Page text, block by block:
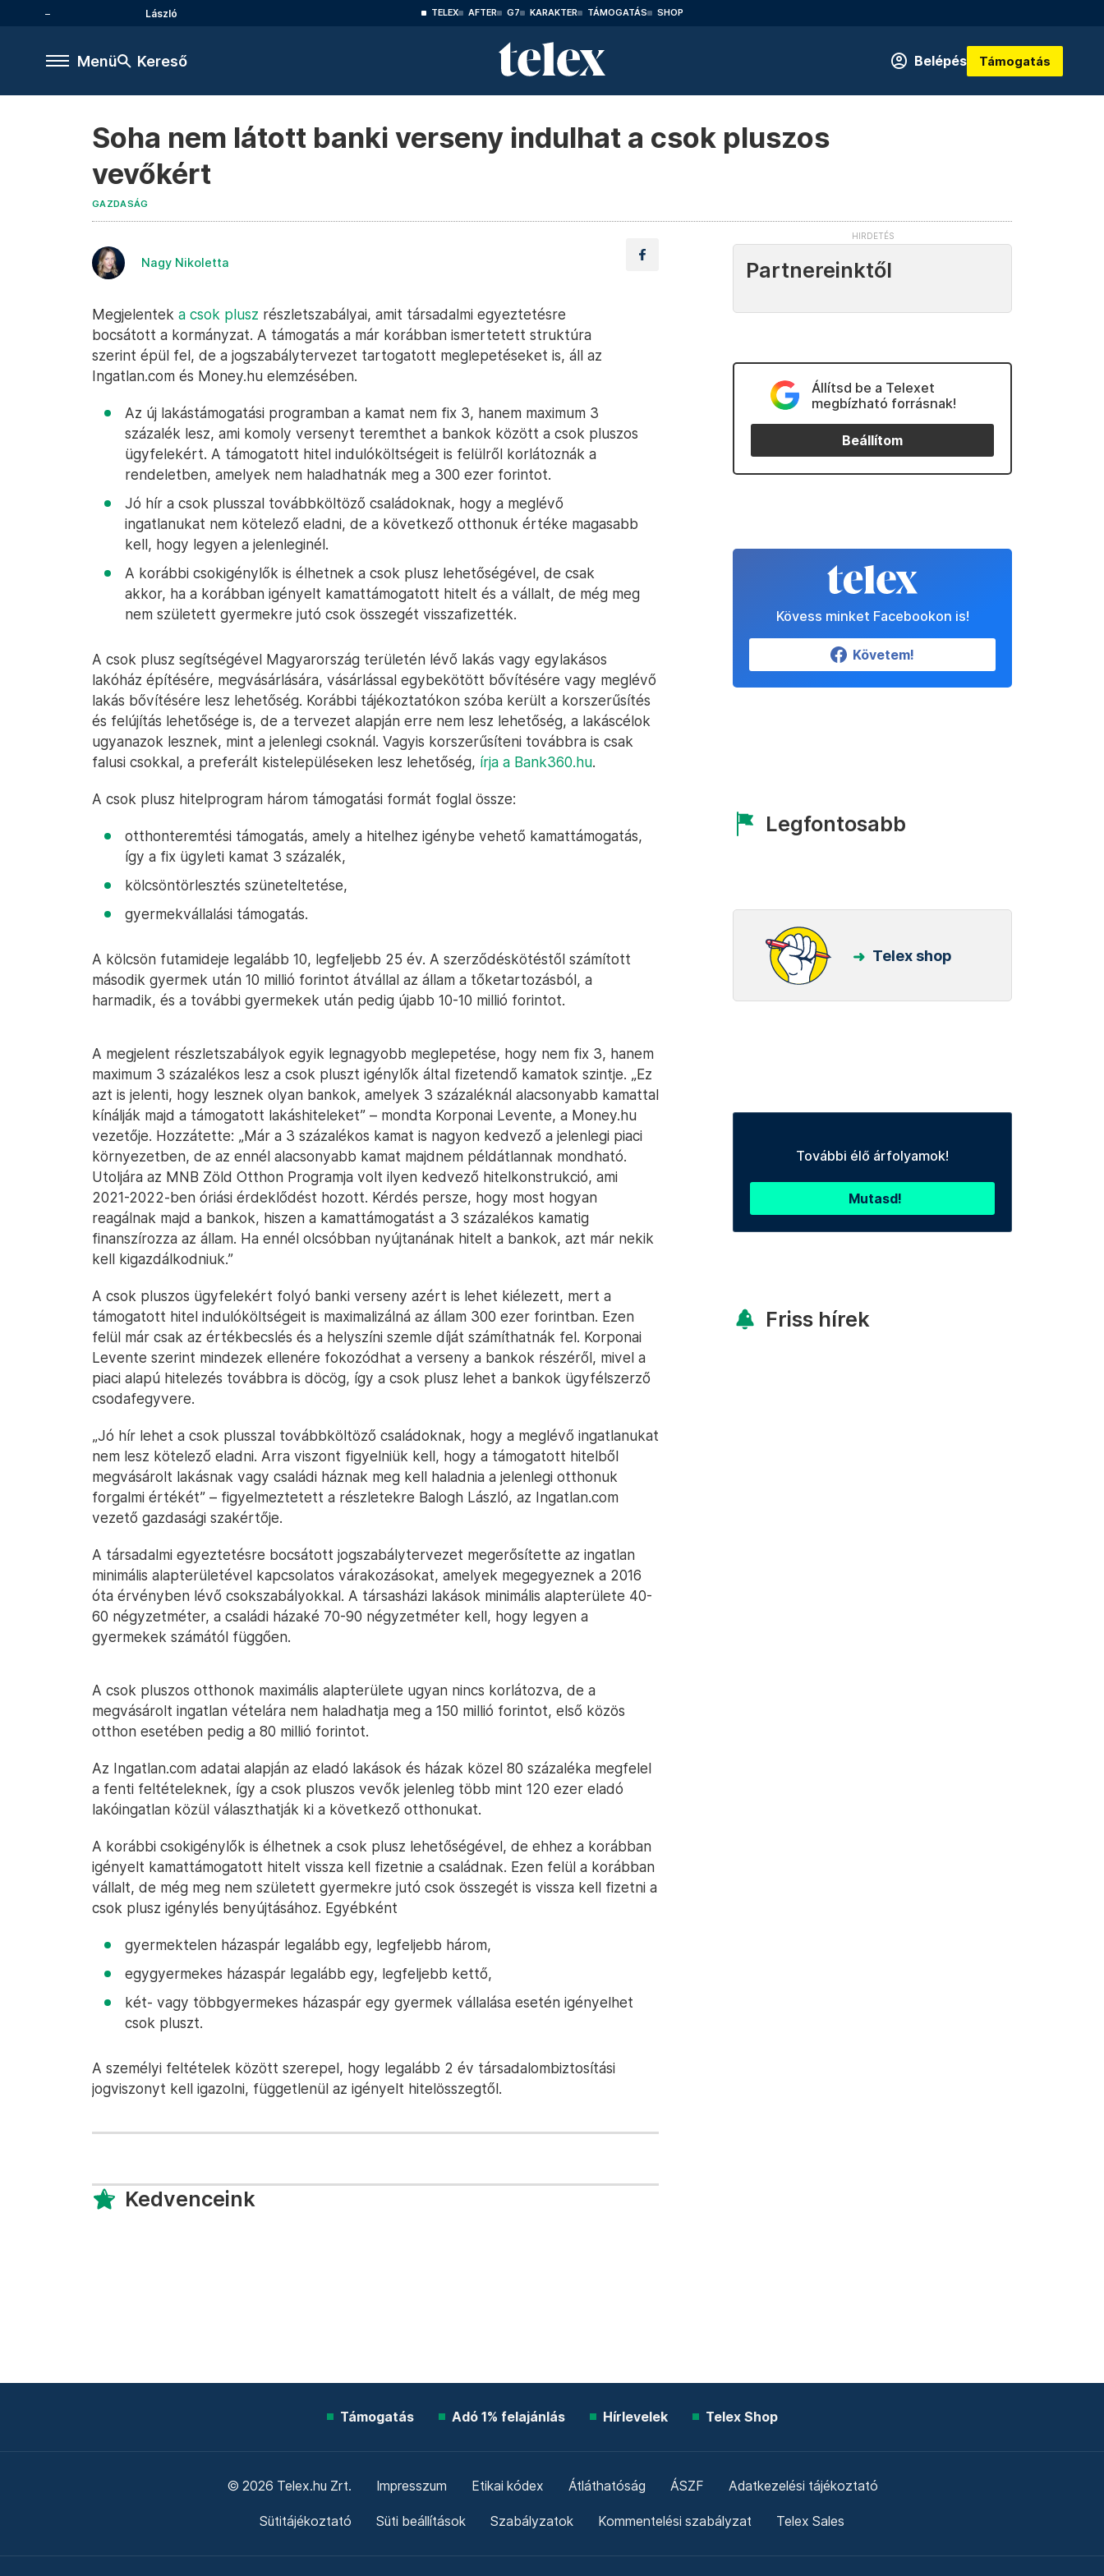
László TELEX AFTER G7 KARAKTER TÁMOGATÁS SHOP
Menü Kereső Belépés Támogatás
Soha nem látott banki verseny indulhat a csok pluszos
vevőkért
GAZDASÁG
Nagy Nikoletta
Megjelentek a csok plusz részletszabályai, amit társadalmi egyeztetésre
bocsátott a kormányzat. A támogatás a már korábban ismertetett struktúra
szerint épül fel, de a jogszabálytervezet tartogatott meglepetéseket is, áll az
Ingatlan.com és Money.hu elemzésében.
Az új lakástámogatási programban a kamat nem fix 3, hanem maximum 3
százalék lesz, ami komoly versenyt teremthet a bankok között a csok pluszos
ügyfelekért. A támogatott hitel indulóköltségeit is felülről korlátoznák a
rendeletben, amelyek nem haladhatnák meg a 300 ezer forintot.
Jó hír a csok plusszal továbbköltöző családoknak, hogy a meglévő
ingatlanukat nem kötelező eladni, de a következő otthonuk értéke magasabb
kell, hogy legyen a jelenleginél.
A korábbi csokigénylők is élhetnek a csok plusz lehetőségével, de csak
akkor, ha a korábban igényelt kamattámogatott hitelt és a vállalt, de még meg
nem született gyermekre jutó csok összegét visszafizették.
A csok plusz segítségével Magyarország területén lévő lakás vagy egylakásos
lakóház építésére, megvásárlására, vásárlással egybekötött bővítésére vagy meglévő
lakás bővítésére lesz lehetőség. Korábbi tájékoztatókon szóba került a korszerűsítés
és felújítás lehetősége is, de a tervezet alapján erre nem lesz lehetőség, a lakáscélok
ugyanazok lesznek, mint a jelenlegi csoknál. Vagyis korszerűsíteni továbbra is csak
falusi csokkal, a preferált kistelepüléseken lesz lehetőség, írja a Bank360.hu.
A csok plusz hitelprogram három támogatási formát foglal össze:
otthonteremtési támogatás, amely a hitelhez igénybe vehető kamattámogatás,
így a fix ügyleti kamat 3 százalék,
kölcsöntörlesztés szüneteltetése,
gyermekvállalási támogatás.
A kölcsön futamideje legalább 10, legfeljebb 25 év. A szerződéskötéstől számított
második gyermek után 10 millió forintot átvállal az állam a tőketartozásból, a
harmadik, és a további gyermekek után pedig újabb 10-10 millió forintot.
A megjelent részletszabályok egyik legnagyobb meglepetése, hogy nem fix 3, hanem
maximum 3 százalékos lesz a csok pluszt igénylők által fizetendő kamatok szintje. „Ez
azt is jelenti, hogy lesznek olyan bankok, amelyek 3 százaléknál alacsonyabb kamattal
kínálják majd a támogatott lakáshiteleket” – mondta Korponai Levente, a Money.hu
vezetője. Hozzátette: „Már a 3 százalékos kamat is nagyon kedvező a jelenlegi piaci
környezetben, de az ennél alacsonyabb kamat majdnem példátlannak mondható.
Utoljára az MNB Zöld Otthon Programja volt ilyen kedvező hitelkonstrukció, ami
2021-2022-ben óriási érdeklődést hozott. Kérdés persze, hogy most hogyan
reagálnak majd a bankok, hiszen a kamattámogatást a 3 százalékos kamatig
finanszírozza az állam. Ha ennél olcsóbban nyújtanának hitelt a bankok, azt már nekik
kell kigazdálkodniuk.”
A csok pluszos ügyfelekért folyó banki verseny azért is lehet kiélezett, mert a
támogatott hitel indulóköltségeit is maximalizálná az állam 300 ezer forintban. Ezen
felül már csak az értékbecslés és a helyszíni szemle díját számíthatnák fel. Korponai
Levente szerint mindezek ellenére fokozódhat a verseny a bankok részéről, mivel a
piaci alapú hitelezés továbbra is döcög, így a csok plusz lehet a bankok ügyfélszerző
csodafegyvere.
„Jó hír lehet a csok plusszal továbbköltöző családoknak, hogy a meglévő ingatlanukat
nem lesz kötelező eladni. Arra viszont figyelniük kell, hogy a támogatott hitelből
megvásárolt lakásnak vagy családi háznak meg kell haladnia a jelenlegi otthonuk
forgalmi értékét” – figyelmeztetett a részletekre Balogh László, az Ingatlan.com
vezető gazdasági szakértője.
A társadalmi egyeztetésre bocsátott jogszabálytervezet megerősítette az ingatlan
minimális alapterületével kapcsolatos várakozásokat, amelyek megegyeznek a 2016
óta érvényben lévő csokszabályokkal. A társasházi lakások minimális alapterülete 40-
60 négyzetméter, a családi házaké 70-90 négyzetméter kell, hogy legyen a
gyermekek számától függően.
A csok pluszos otthonok maximális alapterülete ugyan nincs korlátozva, de a
megvásárolt ingatlan vételára nem haladhatja meg a 150 millió forintot, első közös
otthon esetében pedig a 80 millió forintot.
Az Ingatlan.com adatai alapján az eladó lakások és házak közel 80 százaléka megfelel
a fenti feltételeknek, így a csok pluszos vevők jelenleg több mint 120 ezer eladó
lakóingatlan közül választhatják ki a következő otthonukat.
A korábbi csokigénylők is élhetnek a csok plusz lehetőségével, de ehhez a korábban
igényelt kamattámogatott hitelt vissza kell fizetnie a családnak. Ezen felül a korábban
vállalt, de még meg nem született gyermekre jutó csok összegét is vissza kell fizetni a
csok plusz igénylés benyújtásához. Egyébként
gyermektelen házaspár legalább egy, legfeljebb három,
egygyermekes házaspár legalább egy, legfeljebb kettő,
két- vagy többgyermekes házaspár egy gyermek vállalása esetén igényelhet
csok pluszt.
A személyi feltételek között szerepel, hogy legalább 2 év társadalombiztosítási
jogviszonyt kell igazolni, függetlenül az igényelt hitelösszegtől.
Kedvenceink
Partnereinktől
Állítsd be a Telexet
megbízható forrásnak!
Beállítom
Kövess minket Facebookon is!
Követem!
Legfontosabb
Telex shop
További élő árfolyamok!
Mutasd!
Friss hírek
Támogatás Adó 1% felajánlás Hírlevelek Telex Shop
© 2026 Telex.hu Zrt. Impresszum Etikai kódex Átláthatóság ÁSZF Adatkezelési tájékoztató
Sütitájékoztató Süti beállítások Szabályzatok Kommentelési szabályzat Telex Sales